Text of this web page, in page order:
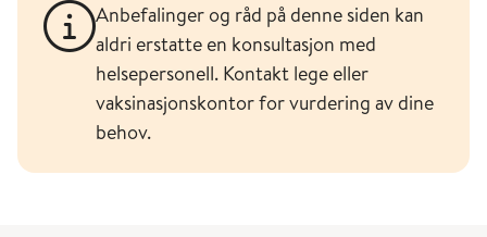
Anbefalinger og råd på denne siden kan
aldri erstatte en konsultasjon med
helsepersonell. Kontakt lege eller
vaksinasjonskontor for vurdering av dine
behov.